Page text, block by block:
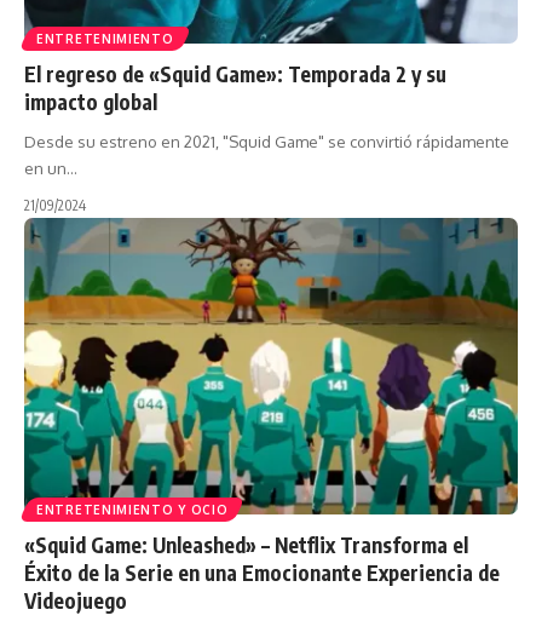
ENTRETENIMIENTO
El regreso de «Squid Game»: Temporada 2 y su
impacto global
Desde su estreno en 2021, "Squid Game" se convirtió rápidamente
en un…
21/09/2024
ENTRETENIMIENTO Y OCIO
«Squid Game: Unleashed» – Netflix Transforma el
Éxito de la Serie en una Emocionante Experiencia de
Videojuego